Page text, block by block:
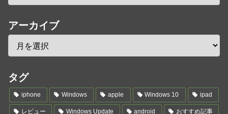
アーカイブ
タグ
iphone Windows apple Windows 10 ipad
レビュー Windows Update android おすすめ記事